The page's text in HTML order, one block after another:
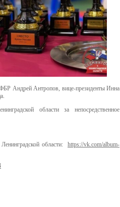
Андрей Антропов, вице-президенты Инна
области за непосредственное
области: https://vk.com/album-